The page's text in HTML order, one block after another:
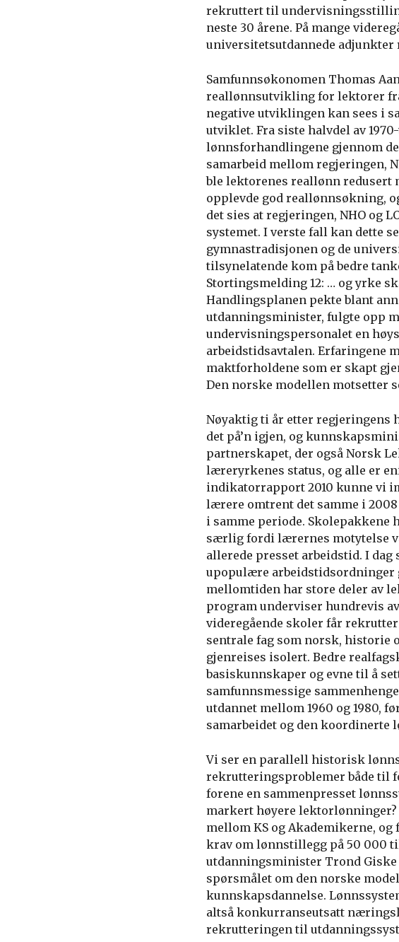
rekruttert til
neste 30 årene. På mange
universitetsutdannede adjunkter
Samfunnsøkonomen Thomas
reallønnsutvikling for lektorer
negative utviklingen kan sees i
utviklet. Fra siste halvdel av
lønnsforhandlingene gjennom
samarbeid mellom regjeringen,
ble lektorenes reallønn redusert
opplevde god reallønnsøkning,
det sies at regjeringen, NHO og
systemet. I verste fall kan dette
gymnastradisjonen og de
tilsynelatende kom på bedre
Stortingsmelding 12: … og yrke
Handlingsplanen pekte blant
utdanningsminister, fulgte opp
undervisningspersonalet en
arbeidstidsavtalen. Erfaringene
maktforholdene som er skapt
Den norske modellen motsetter
Nøyaktig ti år etter
det på’n igjen, og
partnerskapet, der også Norsk
læreryrkenes status, og alle er
indikatorrapport 2010 kunne vi
lærere omtrent det samme i 2008
i samme periode. Skolepakkene
særlig fordi lærernes motytelse
allerede presset arbeidstid. I
upopulære arbeidstidsordninger
mellomtiden har store deler av
program underviser hundrevis
videregående skoler får
sentrale fag som norsk, historie
gjenreises isolert. Bedre
basiskunnskaper og evne til å
samfunnsmessige
utdannet mellom 1960 og 1980,
samarbeidet og den koordinerte
Vi ser en parallell historisk
rekrutteringsproblemer både til
forene en sammenpresset
markert høyere
mellom KS og Akademikerne,
krav om lønnstillegg på 50 000
utdanningsminister Trond
spørsmålet om den norske
kunnskapsdannelse.
altså konkurranseutsatt
rekrutteringen til